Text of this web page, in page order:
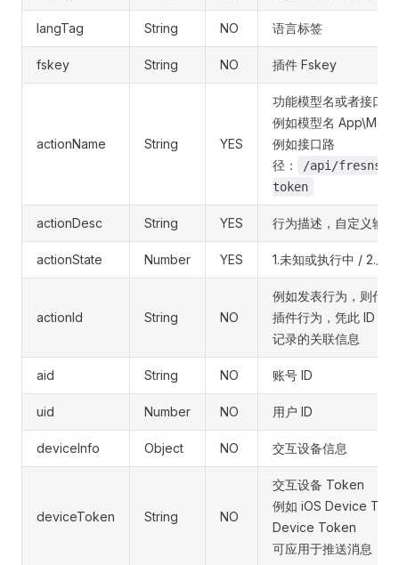
langTag String NO 语言标签
fskey String NO 插件 Fskey
actionName String YES
功能模型名或者接口
例如模型名
例如接口路
径：
/api/fresns/
token
actionDesc String YES 行为描述，自定义输
actionState Number YES 1.未知或执行中 / 2.成
actionId String NO
例如发表行为，则代
插件行为，凭此 ID 可
记录的关联信息
aid String NO 账号 ID
uid Number NO 用户 ID
deviceInfo Object NO 交互设备信息
deviceToken String NO
交互设备 Token
例如 iOS Device
Device Token
可应用于推送消息